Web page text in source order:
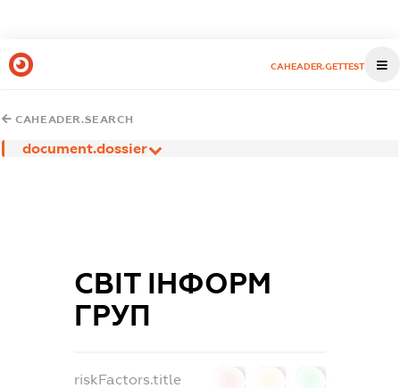
CAHEADER.GETTEST
CAHEADER.SEARCH
document.dossier
СВІТ ІНФОРМ
ГРУП
riskFactors.title